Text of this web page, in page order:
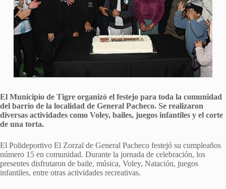
El Municipio de Tigre organizó el festejo para toda la comunidad
del barrio de la localidad de General Pacheco. Se realizaron
diversas actividades como Voley, bailes, juegos infantiles y el corte
de una torta.
El Polideportivo El Zorzal de General Pacheco festejó su cumpleaños
número 15 en comunidad. Durante la jornada de celebración, los
presentes disfrutaron de baile, música, Voley, Natación, juegos
infantiles, entre otras actividades recreativas.